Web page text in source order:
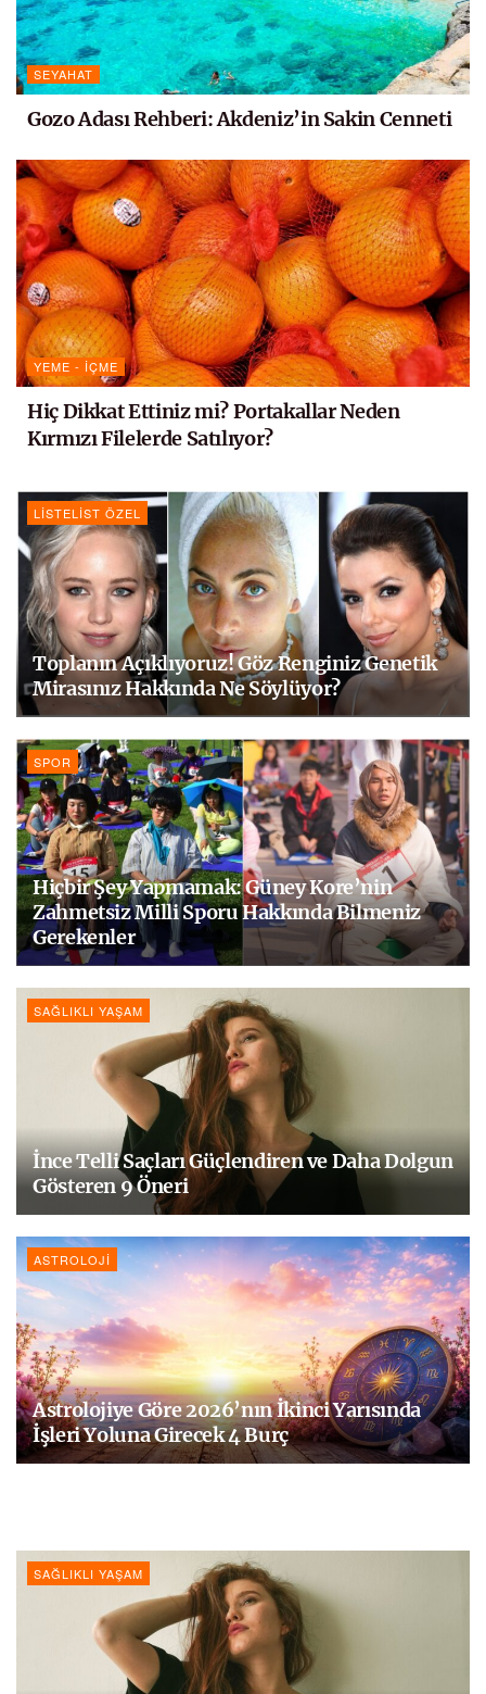
SEYAHAT
Gozo Adası Rehberi: Akdeniz’in Sakin Cenneti
YEME - İÇME
Hiç Dikkat Ettiniz mi? Portakallar Neden
Kırmızı Filelerde Satılıyor?
LISTELIST ÖZEL
Toplanın Açıklıyoruz! Göz Renginiz Genetik
Mirasınız Hakkında Ne Söylüyor?
SPOR
Hiçbir Şey Yapmamak: Güney Kore’nin
Zahmetsiz Milli Sporu Hakkında Bilmeniz
Gerekenler
SAĞLIKLI YAŞAM
İnce Telli Saçları Güçlendiren ve Daha Dolgun
Gösteren 9 Öneri
ASTROLOJI
Astrolojiye Göre 2026’nın İkinci Yarısında
İşleri Yoluna Girecek 4 Burç
SAĞLIKLI YAŞAM